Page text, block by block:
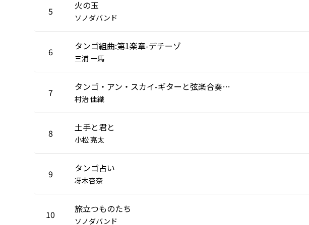
5 火の玉
ソノダバンド
6 タンゴ組曲:第1楽章-デチーゾ
三浦 一馬
7 タンゴ・アン・スカイ-ギターと弦楽合奏版-(ディアンス)
村治 佳織
8 土手と君と
小松 亮太
9 タンゴ占い
冴木杏奈
10 旅立つものたち
ソノダバンド